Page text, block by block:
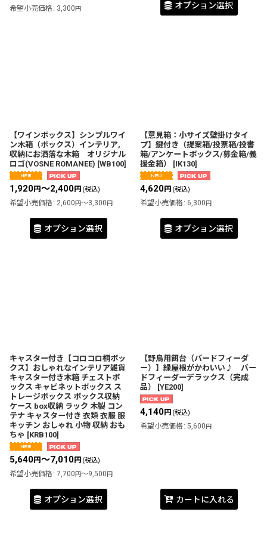
希望小売価格 : 3,300円 オプション選択
【ワインボックス】シンプルワイ
ン木箱（ボックス）インテリア,
収納にお洒落な木箱 オリジナル
ロゴ(VOSNE ROMANEE) [WB100]
1,920円～2,400円 (税込)
希望小売価格 : 2,600円～3,300円
オプション選択
【意見箱：小サイズ壁掛けタイ
プ】鍵付き（提案箱/投票箱/投書
箱/アンケートボックス/募金箱/義
援金箱）
[IK130]
4,620円 (税込)
希望小売価格 : 6,300円
オプション選択
キャスター付き【コロコロ桐ボッ
クス】おしゃれなインテリア雑貨
キャスター付き木箱 チェストボ
ックス キャビネットボックス ス
トレージボックス ボックス収納
ケース box収納 ラック 木製 コン
テナ キャスター付き 衣類 衣服 服
キッチン おしゃれ 小物 収納 おも
ちゃ [KRB100]
5,640円～7,010円 (税込)
希望小売価格 : 7,700円～9,500円
オプション選択
【野鳥用餌台（バードフィーダ
ー）】緑屋根がかわいい♪ バー
ドフィーダーデラックス（完成
品）
[YE200]
4,140円 (税込)
希望小売価格 : 5,600円
カートに入れる